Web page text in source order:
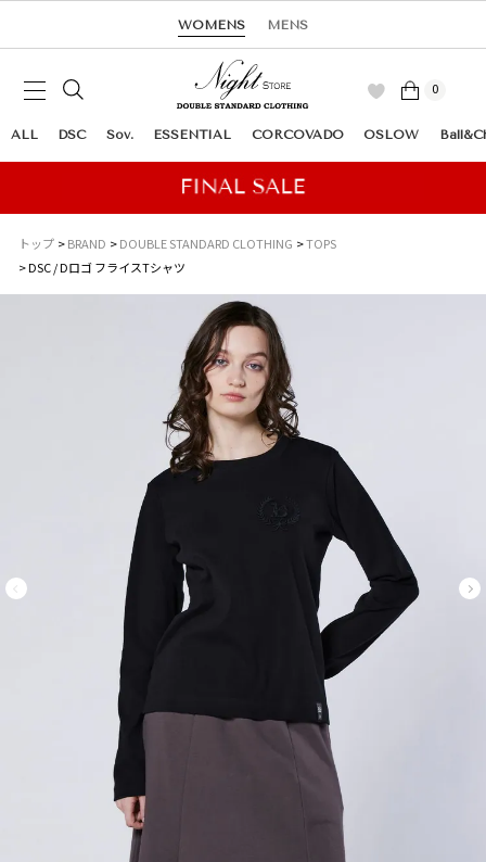
WOMENS MENS
0
ALL DSC Sov. ESSENTIAL CORCOVADO OSLOW
トップ BRAND DOUBLE STANDARD CLOTHING
TOPS
DSC / Dロゴ フライスTシャツ